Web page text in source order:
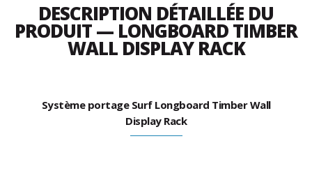
DESCRIPTION DÉTAILLÉE DU
PRODUIT — LONGBOARD TIMBER
WALL DISPLAY RACK
Système portage Surf Longboard Timber Wall
Display Rack